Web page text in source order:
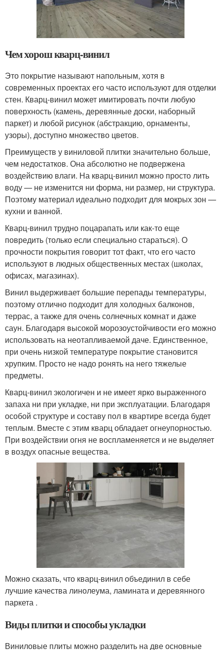
Чем хорош кварц-винил
Это покрытие называют напольным, хотя в
современных проектах его часто используют для отделки
стен. Кварц-винил может имитировать почти любую
поверхность (камень, деревянные доски, наборный
паркет) и любой рисунок (абстракцию, орнаменты,
узоры), доступно множество цветов.
Преимуществ у виниловой плитки значительно больше,
чем недостатков. Она абсолютно не подвержена
воздействию влаги. На кварц-винил можно просто лить
воду — не изменится ни форма, ни размер, ни структура.
Поэтому материал идеально подходит для мокрых зон —
кухни и ванной.
Кварц-винил трудно поцарапать или как-то еще
повредить (только если специально стараться). О
прочности покрытия говорит тот факт, что его часто
используют в людных общественных местах (школах,
офисах, магазинах).
Винил выдерживает большие перепады температуры,
поэтому отлично подходит для холодных балконов,
террас, а также для очень солнечных комнат и даже
саун. Благодаря высокой морозоустойчивости его можно
использовать на неотапливаемой даче. Единственное,
при очень низкой температуре покрытие становится
хрупким. Просто не надо ронять на него тяжелые
предметы.
Кварц-винил экологичен и не имеет ярко выраженного
запаха ни при укладке, ни при эксплуатации. Благодаря
особой структуре и составу пол в квартире всегда будет
теплым. Вместе с этим кварц обладает огнеупорностью.
При воздействии огня не воспламеняется и не выделяет
в воздух опасные вещества.
Можно сказать, что кварц-винил объединил в себе
лучшие качества линолеума, ламината и деревянного
паркета .
Виды плитки и способы укладки
Виниловые плиты можно разделить на две основные